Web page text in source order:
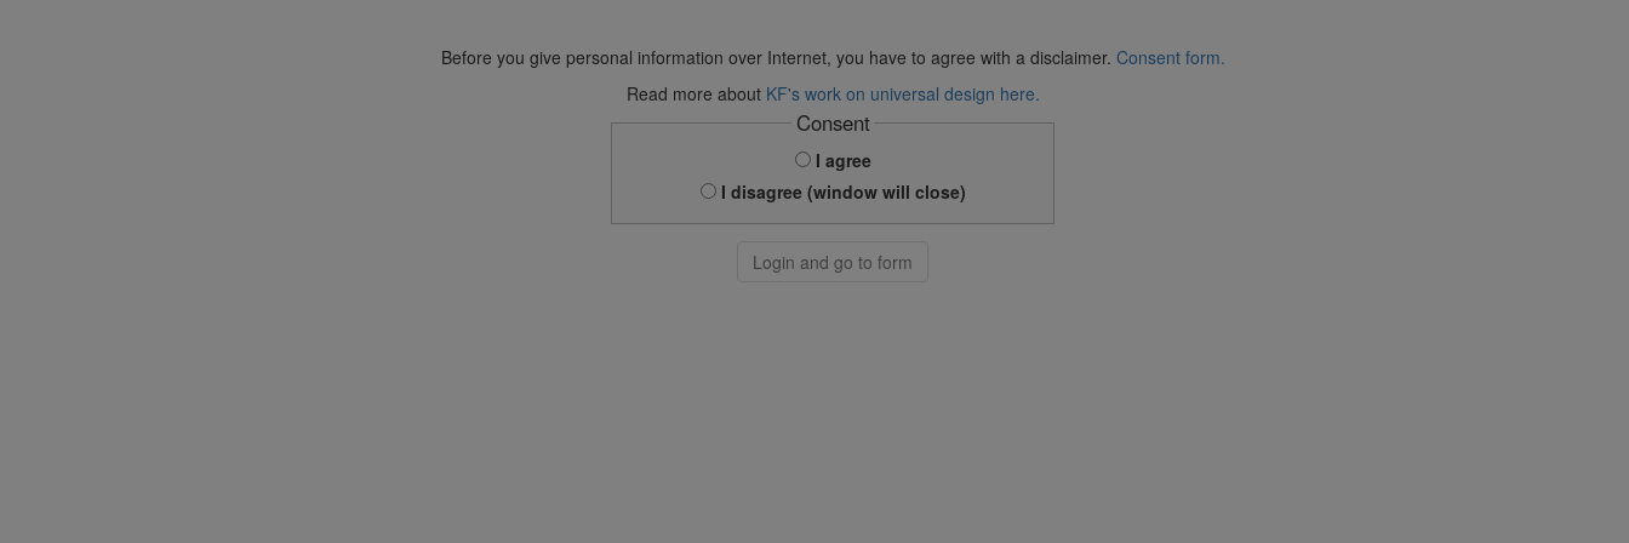
Before you give personal information over Internet, you have to agree with a disclaimer. Consent form.
Read more about KF's work on universal design here.
Consent
I agree
I disagree (window will close)
Login and go to form